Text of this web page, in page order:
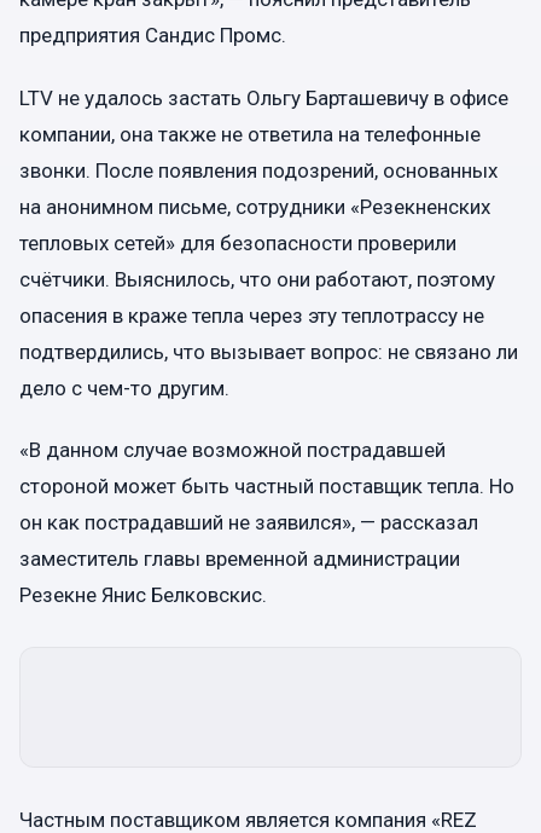
предприятия Сандис Промс.
LTV не удалось застать Ольгу Барташевичу в офисе
компании, она также не ответила на телефонные
звонки. После появления подозрений, основанных
на анонимном письме, сотрудники «Резекненских
тепловых сетей» для безопасности проверили
счётчики. Выяснилось, что они работают, поэтому
опасения в краже тепла через эту теплотрассу не
подтвердились, что вызывает вопрос: не связано ли
дело с чем-то другим.
«В данном случае возможной пострадавшей
стороной может быть частный поставщик тепла. Но
он как пострадавший не заявился», — рассказал
заместитель главы временной администрации
Резекне Янис Белковскис.
Частным поставщиком является компания «REZ